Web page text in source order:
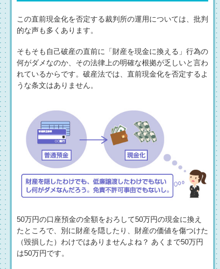
この直前現金化を否定する裁判所の運用については、批判
的な声も多くあります。
そもそも自己破産の直前に「財産を現金に換える」行為の
何がダメなのか、その法律上の明確な根拠が乏しいと言わ
れているからです。破産法では、直前現金化を否定するよ
うな条文はありません。
50万円の口座預金の全額をおろして50万円の現金に換え
たところで、別に財産を隠したり、財産の価値を傷つけた
（毀損した）わけではありませんよね？ あくまで50万円
は50万円です。